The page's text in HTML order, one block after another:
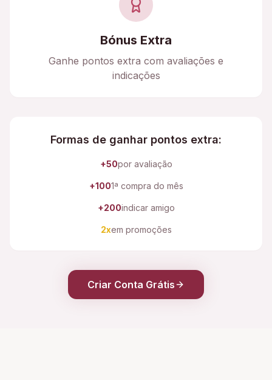
Bónus Extra
Ganhe pontos extra com avaliações e
indicações
Formas de ganhar pontos extra:
+50por avaliação
+1001ª compra do mês
+200indicar amigo
2xem promoções
Criar Conta Grátis